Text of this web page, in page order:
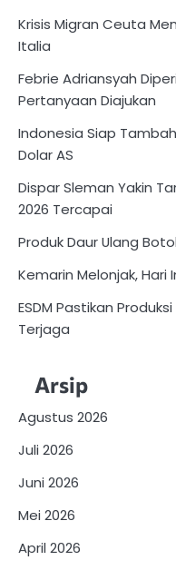
Krisis Migran Ceuta
Italia
Febrie Adriansyah
Pertanyaan Diajukan
Indonesia Siap
Dolar AS
Dispar Sleman Yakin
2026 Tercapai
Produk Daur Ulang
Kemarin Melonjak, Hari
ESDM Pastikan
Terjaga
Arsip
Agustus 2026
Juli 2026
Juni 2026
Mei 2026
April 2026